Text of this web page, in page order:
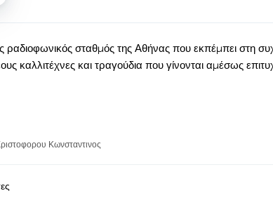
ραδιοφωνικός σταθμός της Αθήνας που εκπέμπει στη
καλλιτέχνες και τραγούδια που γίνονται αμέσως
Κωνσταντινος